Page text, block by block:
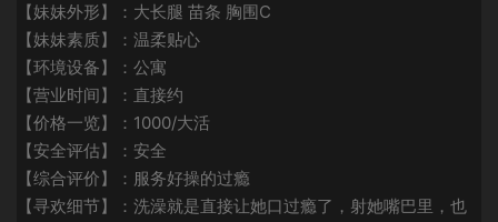
【妹妹外形】：大长腿 苗条 胸围C
【妹妹素质】：温柔贴心
【环境设备】：公寓
【营业时间】：直接约
【价格一览】：1000/大活
【安全评估】：安全
【综合评价】：服务好操的过瘾
【寻欢细节】：洗澡就是直接让她口过瘾了，射她嘴巴里，也